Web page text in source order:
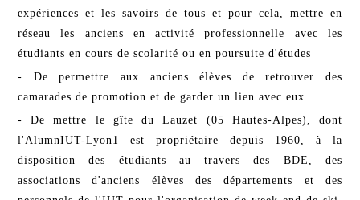
expériences et les savoirs de tous et pour cela, mettre en
réseau les anciens en activité professionnelle avec les
étudiants en cours de scolarité ou en poursuite d'études
- De permettre aux anciens élèves de retrouver des
camarades de promotion et de garder un lien avec eux.
- De mettre le gîte du Lauzet (05 Hautes-Alpes), dont
l'AlumnIUT-Lyon1 est propriétaire depuis 1960, à la
disposition des étudiants au travers des BDE, des
associations d'anciens élèves des départements et des